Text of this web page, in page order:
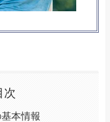
次
本情報